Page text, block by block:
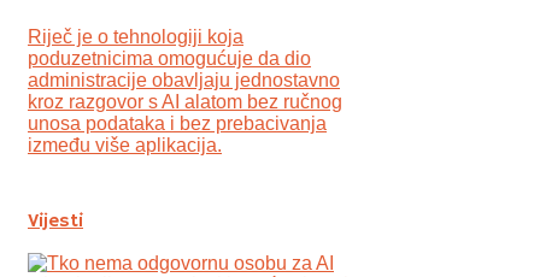
Riječ je o tehnologiji koja
poduzetnicima omogućuje da dio
administracije obavljaju jednostavno
kroz razgovor s AI alatom bez ručnog
unosa podataka i bez prebacivanja
između više aplikacija.
Vijesti